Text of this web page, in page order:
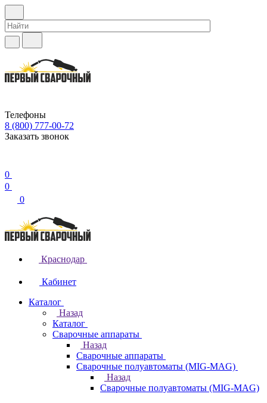
Телефоны
8 (800) 777-00-72
Заказать звонок
0
0
0
Краснодар
Кабинет
Каталог
Назад
Каталог
Сварочные аппараты
Назад
Сварочные аппараты
Сварочные полуавтоматы (MIG-MAG)
Назад
Сварочные полуавтоматы (MIG-MAG)